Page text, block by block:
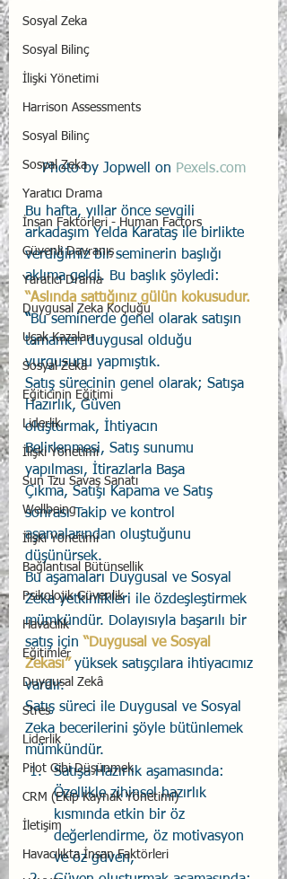
Sosyal Zeka
Sosyal Bilinç
İlişki Yönetimi
Harrison Assessments
Sosyal Bilinç
Sosyal Zeka
Yaratıcı Drama
İnsan Faktörleri - Human Factors
Güvenli Davranış
Yaratıcı Drama
Duygusal Zeka Koçluğu
Uçak Kazaları
Sosyal Zekâ
Eğiticinin Eğitimi
Liderlik
İlişki Yönetimi
Sun Tzu Savaş Sanatı
Wellbeing
İlişki Yönetimi
Bağlantısal Bütünsellik
Psikolojik Güvenlik
Havacılık
Eğitimler
Duygusal Zekâ
Stres
Liderlik
Pilot Gibi Düşünmek
CRM (Ekip Kaynak Yönetimi)
İletişim
Havacılıkta İnsan Faktörleri
Photo by Jopwell on Pexels.com
Bu hafta, yıllar önce sevgili
arkadaşım Yelda Karataş ile birlikte
verdiğimiz bir seminerin başlığı
aklıma geldi. Bu başlık şöyledi:
“Aslında sattığınız gülün kokusudur.
“Bu seminerde genel olarak satışın
tamamen duygusal olduğu
vurgusunu yapmıştık.
Satış sürecinin genel olarak; Satışa
Hazırlık, Güven
oluşturmak, İhtiyacın
Belirlenmesi, Satış sunumu
yapılması, İtirazlarla Başa
Çıkma, Satışı Kapama ve Satış
sonrası Takip ve kontrol
aşamalarından oluştuğunu
düşünürsek.
Bu aşamaları Duygusal ve Sosyal
Zeka yetkinlikleri ile özdeşleştirmek
mümkündür. Dolayısıyla başarılı bir
satış için “Duygusal ve Sosyal
Zekası” yüksek satışçılara ihtiyacımız
vardır.
Satış süreci ile Duygusal ve Sosyal
Zeka becerilerini şöyle bütünlemek
mümkündür.
Satışa Hazırlık aşamasında:
Özellikle zihinsel hazırlık
kısmında etkin bir öz
değerlendirme, öz motivasyon
ve öz güven,